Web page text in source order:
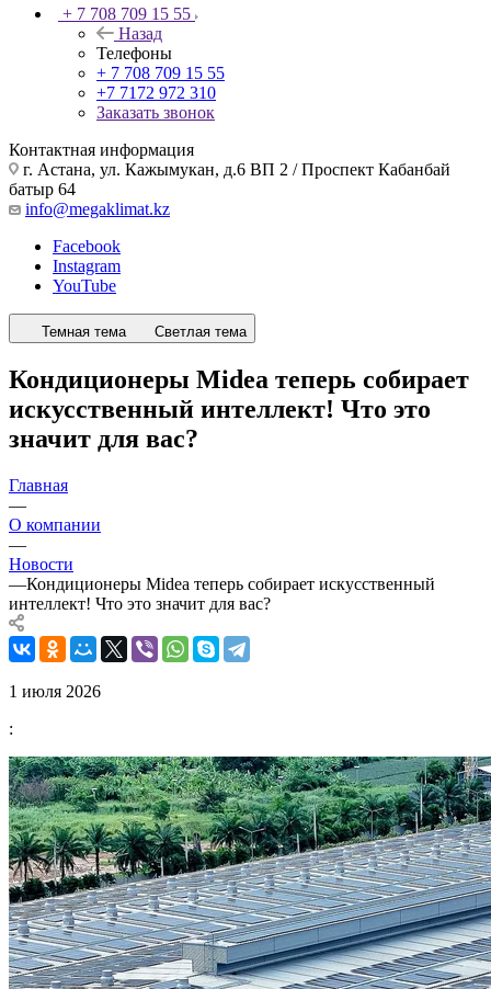
+ 7 708 709 15 55
Назад
Телефоны
+ 7 708 709 15 55
+7 7172 972 310
Заказать звонок
Контактная информация
г. Астана, ул. Кажымукан, д.6 ВП 2 / Проспект Кабанбай
батыр 64
info@megaklimat.kz
Facebook
Instagram
YouTube
Темная тема Светлая тема
Кондиционеры Midea теперь собирает
искусственный интеллект! Что это
значит для вас?
Главная
—
О компании
—
Новости
—Кондиционеры Midea теперь собирает искусственный
интеллект! Что это значит для вас?
1 июля 2026
: